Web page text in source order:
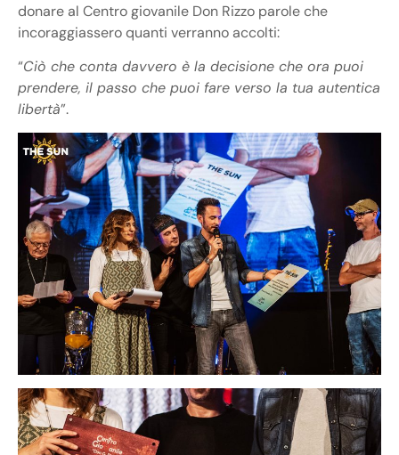
donare al Centro giovanile Don Rizzo parole che
incoraggiassero quanti verranno accolti:
“Ciò che conta davvero è la decisione che ora puoi
prendere, il passo che puoi fare verso la tua autentica
libertà”.